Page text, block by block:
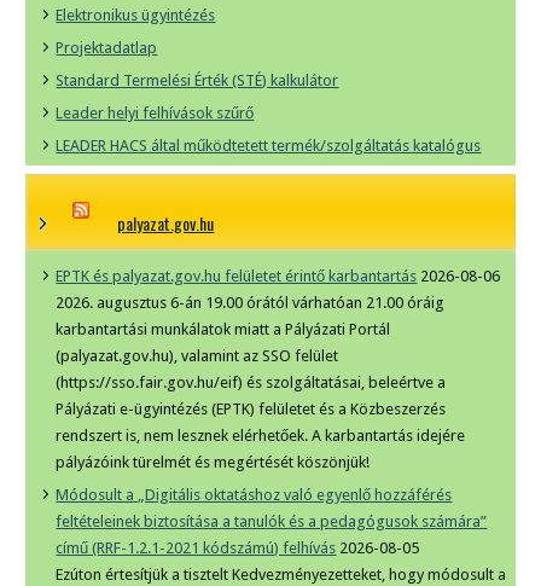
Elektronikus ügyintézés
Projektadatlap
Standard Termelési Érték (STÉ) kalkulátor
Leader helyi felhívások szűrő
LEADER HACS által működtetett termék/szolgáltatás katalógus
palyazat.gov.hu
EPTK és palyazat.gov.hu felületet érintő karbantartás 2026-08-06
2026. augusztus 6-án 19.00 órától várhatóan 21.00 óráig
karbantartási munkálatok miatt a Pályázati Portál
(palyazat.gov.hu), valamint az SSO felület
(https://sso.fair.gov.hu/eif) és szolgáltatásai, beleértve a
Pályázati e-ügyintézés (EPTK) felületet és a Közbeszerzés
rendszert is, nem lesznek elérhetőek. A karbantartás idejére
pályázóink türelmét és megértését köszönjük!
Módosult a „Digitális oktatáshoz való egyenlő hozzáférés
feltételeinek biztosítása a tanulók és a pedagógusok számára”
című (RRF-1.2.1-2021 kódszámú) felhívás 2026-08-05
Ezúton értesítjük a tisztelt Kedvezményezetteket, hogy módosult a